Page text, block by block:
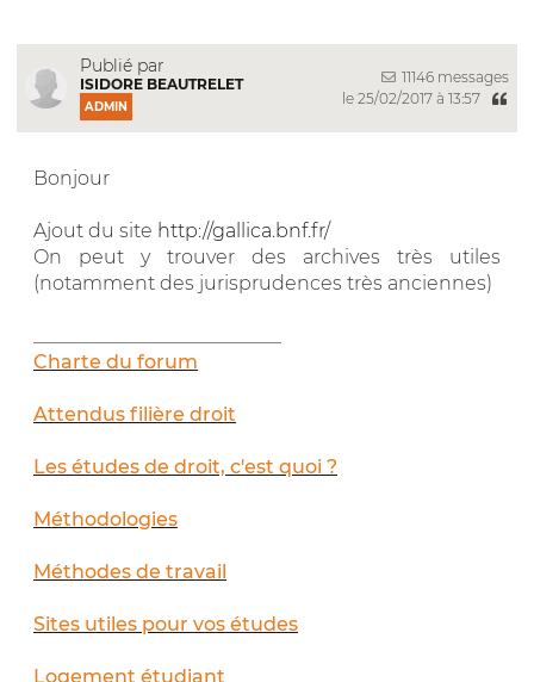
Publié par
ISIDORE BEAUTRELET
ADMIN
11146 messages
le 25/02/2017 à 13:57
Bonjour
Ajout du site http://gallica.bnf.fr/
On peut y trouver des archives très utiles
(notamment des jurisprudences très anciennes)
Charte du forum
Attendus filière droit
Les études de droit, c'est quoi ?
Méthodologies
Méthodes de travail
Sites utiles pour vos études
Logement étudiant